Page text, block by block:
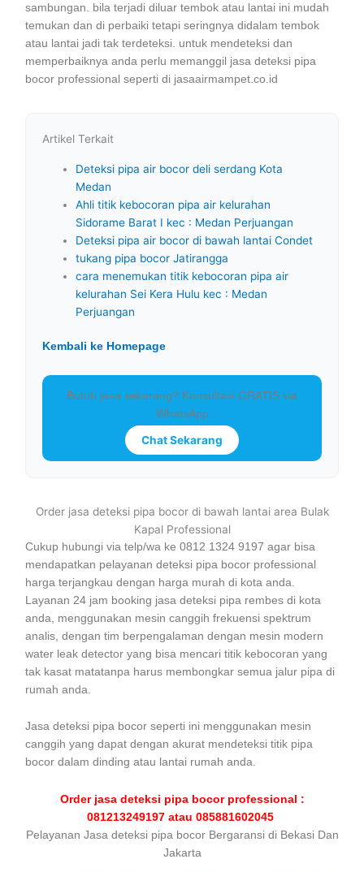
sambungan. bila terjadi diluar tembok atau lantai ini mudah
temukan dan di perbaiki tetapi seringnya didalam tembok
atau lantai jadi tak terdeteksi. untuk mendeteksi dan
memperbaiknya anda perlu memanggil jasa deteksi pipa
bocor professional seperti di jasaairmampet.co.id
Artikel Terkait
Deteksi pipa air bocor deli serdang Kota
Medan
Ahli titik kebocoran pipa air kelurahan
Sidorame Barat I kec : Medan Perjuangan
Deteksi pipa air bocor di bawah lantai Condet
tukang pipa bocor Jatirangga
cara menemukan titik kebocoran pipa air
kelurahan Sei Kera Hulu kec : Medan
Perjuangan
Kembali ke Homepage
Butuh jasa sekarang? Konsultasi GRATIS via
WhatsApp
Chat Sekarang
Order jasa deteksi pipa bocor di bawah lantai area Bulak
Kapal Professional
Cukup hubungi via telp/wa ke 0812 1324 9197 agar bisa
mendapatkan pelayanan deteksi pipa bocor professional
harga terjangkau dengan harga murah di kota anda.
Layanan 24 jam booking jasa deteksi pipa rembes di kota
anda, menggunakan mesin canggih frekuensi spektrum
analis, dengan tim berpengalaman dengan mesin modern
water leak detector yang bisa mencari titik kebocoran yang
tak kasat matatanpa harus membongkar semua jalur pipa di
rumah anda.
Jasa deteksi pipa bocor seperti ini menggunakan mesin
canggih yang dapat dengan akurat mendeteksi titik pipa
bocor dalam dinding atau lantai rumah anda.
Order jasa deteksi pipa bocor professional :
081213249197 atau 085881602045
Pelayanan Jasa deteksi pipa bocor Bergaransi di Bekasi Dan
Jakarta